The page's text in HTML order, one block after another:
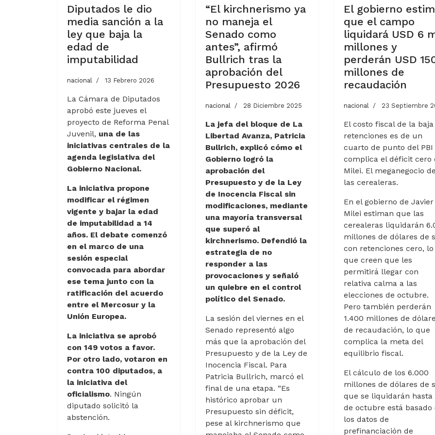
Diputados le dio
media sanción a la
ley que baja la
edad de
imputabilidad
nacional 13 Febrero 2026
La Cámara de Diputados
aprobó este jueves el
proyecto de Reforma Penal
Juvenil, una de las
iniciativas centrales de la
agenda legislativa del
Gobierno Nacional.
La iniciativa propone
modificar el régimen
vigente y bajar la edad
de imputabilidad a 14
años. El debate comenzó
en el marco de una
sesión especial
convocada para abordar
ese tema junto con la
ratificación del acuerdo
entre el Mercosur y la
Unión Europea.
La iniciativa se aprobó
con 149 votos a favor.
Por otro lado, votaron en
contra 100 diputados, a
la iniciativa del
oficialismo. Ningún
diputado solicitó la
abstención.
“El kirchnerismo ya
no maneja el
Senado como
antes”, afirmó
Bullrich tras la
aprobación del
Presupuesto 2026
nacional 28 Diciembre 2025
La jefa del bloque de La
Libertad Avanza, Patricia
Bullrich, explicó cómo el
Gobierno logró la
aprobación del
Presupuesto y de la Ley
de Inocencia Fiscal sin
modificaciones, mediante
una mayoría transversal
que superó al
kirchnerismo. Defendió la
estrategia de no
responder a las
provocaciones y señaló
un quiebre en el control
político del Senado.
La sesión del viernes en el
Senado representó algo
más que la aprobación del
Presupuesto y de la Ley de
Inocencia Fiscal. Para
Patricia Bullrich, marcó el
final de una etapa. “Es
histórico aprobar un
Presupuesto sin déficit,
pese al kirchnerismo que
El gobierno
que el campo
liquidará USD 6
millones y
perderán USD
millones de
recaudación
nacional 23 Septiembre
El costo fiscal de la baja
retenciones es de un
cuarto de punto del PBI
complica el déficit cero
Milei. El meganegocio de
las cerealeras.
En el gobierno de Javier
Milei estiman que las
cerealeras liquidarán
millones de dólares de
con retenciones cero, lo
que creen que les
permitirá llegar con
relativa calma a las
elecciones de octubre.
Pero también perderán
1.400 millones de
de recaudación, lo que
complica la meta del
equilibrio fiscal.
El cálculo de los 6.000
millones de dólares de
que se liquidarán hasta
de octubre está basado
los datos de
prefinanciación de